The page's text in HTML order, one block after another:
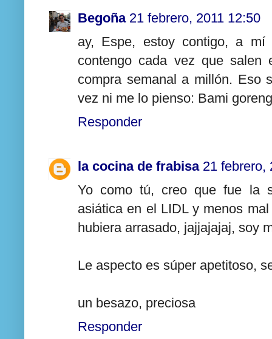
Begoña 21 febrero, 2011 12:50
ay, Espe, estoy contigo, a mí
contengo cada vez que
compra semanal a millón. Eso
vez ni me lo pienso: Bami
Responder
la cocina de frabisa 21 febrero,
Yo como tú, creo que fue la
asiática en el LIDL y menos
hubiera arrasado, jajjajajaj, soy
Le aspecto es súper apetitoso,
un besazo, preciosa
Responder